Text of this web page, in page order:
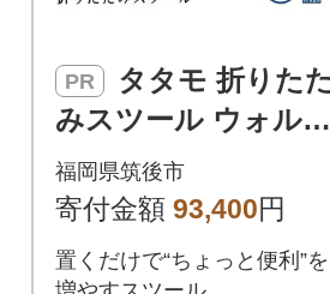
PR
みスツール ウォルナ
ット 【10年保証】
【高野木工】(筑後市)
福岡県筑後市
寄付金額 93,400円
置くだけで“ちょっと便利”を